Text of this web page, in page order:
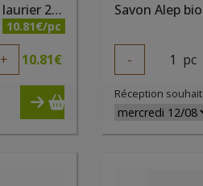
Savon Alep bio 20% laurier 200g
10.81€/pc
+ 10.81€
Savon Alep
- 1 pc
Réception